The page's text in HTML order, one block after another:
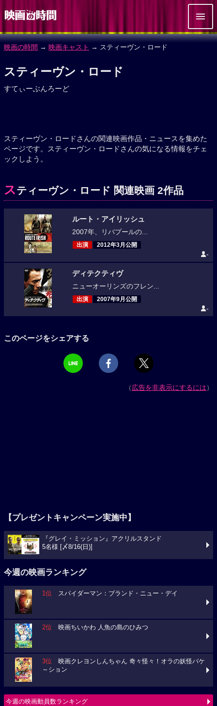
映画の時間 → 映画キャスト → スティーヴン・ロード
スティーヴン・ロード
すてぃーぶんろーど
スティーヴン・ロードさんの関連映画作品・ニュースを集めた
ページです。スティーヴン・ロードさんの気になる情報をチェ
ックしよう。
スティーヴン・ロード 関連映画 2作品
ルート・アイリッシュ
2007年、リバプールの...
出演 2012年3月公開
-
ディテクティヴ
ニューオーリンズのフレン...
出演 2007年9月公開
-
このページをシェアする
（広告を非表示にするには）
【プレゼントキャンペーン実施中】
『グレイ・ミッション』アクリルスタンド
5名様 [〆8/16(日)]
今週の映画ランキング
1位 スパイダーマン：ブランド・ニュー・デイ
2位 映画ちいかわ 人魚の島のひみつ
3位 映画クレヨンしんちゃん 奇々怪々！オラの妖怪バケ
～ション
今週の映画動員数ランキング